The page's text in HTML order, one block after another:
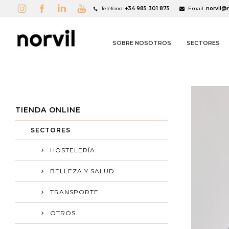
Teléfono: +34 985 301 875 Email:
SOBRE NOSOTROS SECTORES
TIENDA ONLINE
SECTORES
HOSTELERÍA
BELLEZA Y SALUD
TRANSPORTE
OTROS